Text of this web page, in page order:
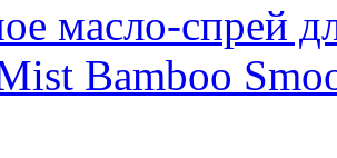
масло-спрей
Bamboo